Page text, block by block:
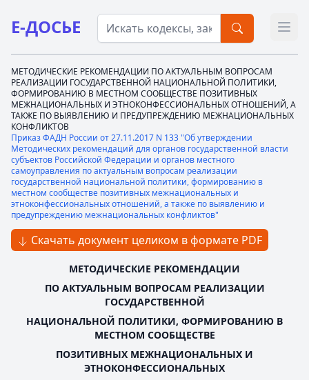
Е-ДОСЬЕ
МЕТОДИЧЕСКИЕ РЕКОМЕНДАЦИИ ПО АКТУАЛЬНЫМ ВОПРОСАМ
РЕАЛИЗАЦИИ ГОСУДАРСТВЕННОЙ НАЦИОНАЛЬНОЙ ПОЛИТИКИ,
ФОРМИРОВАНИЮ В МЕСТНОМ СООБЩЕСТВЕ ПОЗИТИВНЫХ
МЕЖНАЦИОНАЛЬНЫХ И ЭТНОКОНФЕССИОНАЛЬНЫХ ОТНОШЕНИЙ, А
ТАКЖЕ ПО ВЫЯВЛЕНИЮ И ПРЕДУПРЕЖДЕНИЮ МЕЖНАЦИОНАЛЬНЫХ
КОНФЛИКТОВ
Приказ ФАДН России от 27.11.2017 N 133 "Об утверждении
Методических рекомендаций для органов государственной власти
субъектов Российской Федерации и органов местного
самоуправления по актуальным вопросам реализации
государственной национальной политики, формированию в
местном сообществе позитивных межнациональных и
этноконфессиональных отношений, а также по выявлению и
предупреждению межнациональных конфликтов"
Скачать документ целиком в формате PDF
МЕТОДИЧЕСКИЕ РЕКОМЕНДАЦИИ
ПО АКТУАЛЬНЫМ ВОПРОСАМ РЕАЛИЗАЦИИ
ГОСУДАРСТВЕННОЙ
НАЦИОНАЛЬНОЙ ПОЛИТИКИ, ФОРМИРОВАНИЮ В
МЕСТНОМ СООБЩЕСТВЕ
ПОЗИТИВНЫХ МЕЖНАЦИОНАЛЬНЫХ И
ЭТНОКОНФЕССИОНАЛЬНЫХ